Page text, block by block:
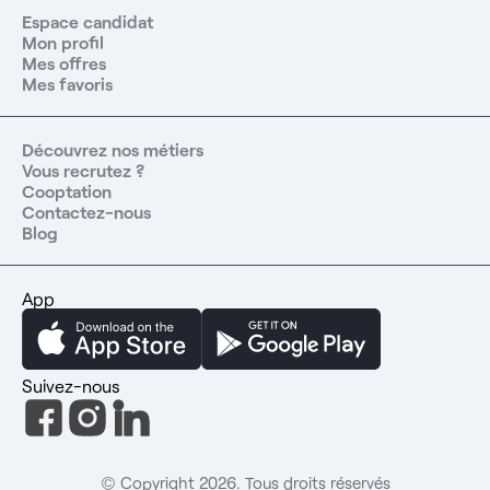
d'un service totalement gratuit dont 99% de nos
candidats sont satisfaits.
Espace candidat
Mon profil
Mes offres
Mes favoris
Découvrez nos métiers
Vous recrutez ?
Cooptation
Contactez-nous
Blog
App
Suivez-nous
© Copyright 2026. Tous droits réservés